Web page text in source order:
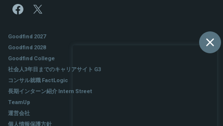
Goodfind 2027
Goodfind 2028
Goodfind College
社会人3年目までのキャリアサイト G3
コンサル就職 FactLogic
長期インターン紹介 Intern Street
TeamUp
運営会社
個人情報保護方針